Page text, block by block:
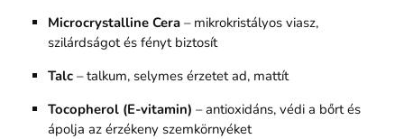
Microcrystalline Cera – mikrokristályos viasz,
szilárdságot és fényt biztosít
Talc – talkum, selymes érzetet ad, mattít
Tocopherol (E-vitamin) – antioxidáns, védi a bőrt és
ápolja az érzékeny szemkörnyéket